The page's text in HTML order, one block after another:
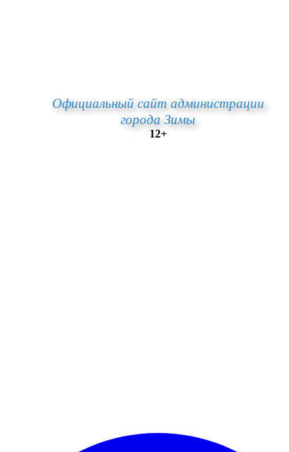
Официальный сайт администрации
города Зимы
12+